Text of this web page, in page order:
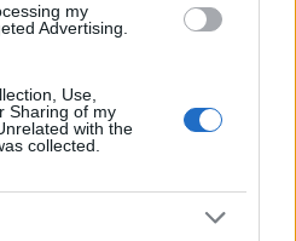
my
Advertising.
Use,
Sharing of my
with the
collected.
tempo reale?
e le tue foto